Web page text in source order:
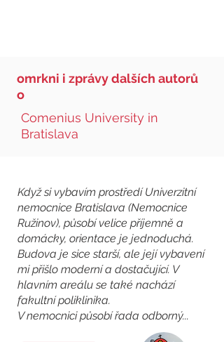
omrkni i zprávy dalších autorů
o
Comenius University in
Bratislava
Když si vybavím prostředí Univerzitní
nemocnice Bratislava (Nemocnice
Ružinov), působí velice příjemně a
domácky, orientace je jednoduchá.
Budova je sice starší, ale její vybavení
mi přišlo moderní a dostačující. V
hlavním areálu se také nachází
fakultní poliklinika.
V nemocnici působí řada odborný...